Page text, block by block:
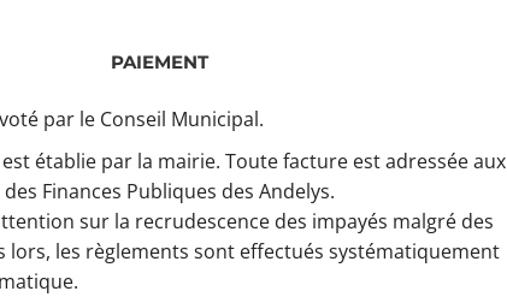
PAIEMENT
par le Conseil Municipal.
établie par la mairie. Toute facture est adressée aux
Finances Publiques des Andelys.
sur la recrudescence des impayés malgré des
lors, les règlements sont effectués systématiquement